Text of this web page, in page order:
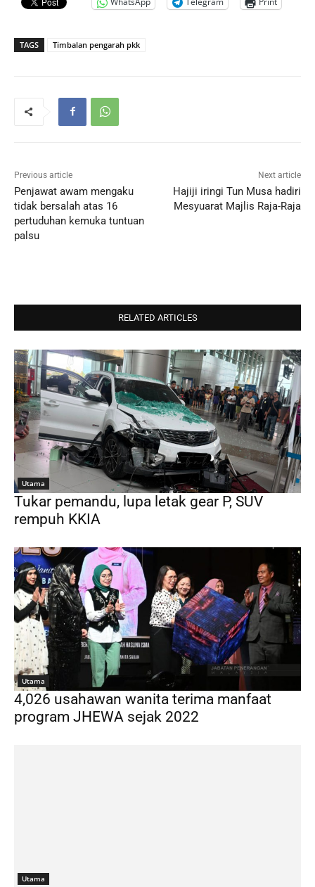
TAGS Timbalan pengarah pkk
Previous article
Penjawat awam mengaku
tidak bersalah atas 16
pertuduhan kemuka tuntuan
palsu
Next article
Hajiji iringi Tun Musa hadiri
Mesyuarat Majlis Raja-Raja
RELATED ARTICLES
Utama
Tukar pemandu, lupa letak gear P, SUV
rempuh KKIA
Utama
4,026 usahawan wanita terima manfaat
program JHEWA sejak 2022
Utama